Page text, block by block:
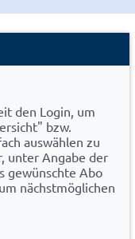
den Login, um
bzw.
auswählen zu
unter Angabe der
gewünschte Abo
nächstmöglichen